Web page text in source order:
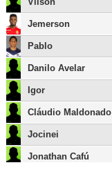
Jemerson
Pablo
Danilo Avelar
Igor
Cláudio Maldonado
Jocinei
Jonathan Cafú